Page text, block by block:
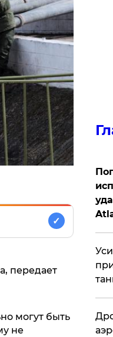
✓
передает
могут быть
не